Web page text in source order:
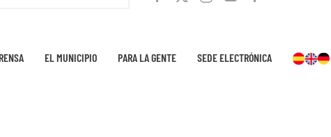
EL MUNICIPIO PARA LA GENTE SEDE ELECTRÓNICA